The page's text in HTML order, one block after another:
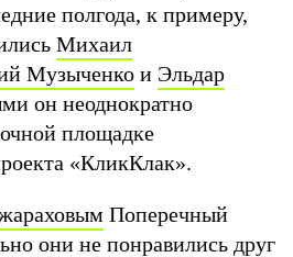
полгода, к примеру,
Михаил
Музыченко и Эльдар
он неоднократно
площадке
«КликКлак».
Поперечный
они не понравились друг